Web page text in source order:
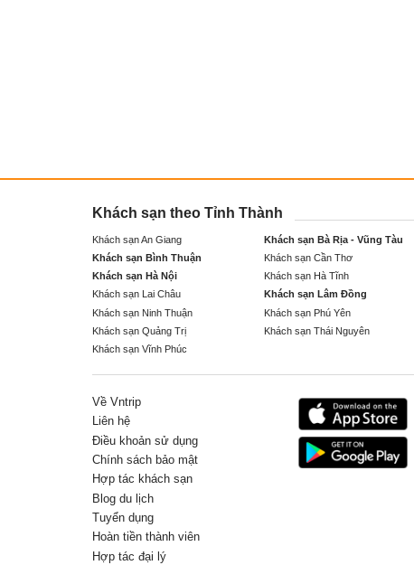
Khách sạn theo Tỉnh Thành
Khách sạn An Giang Khách sạn Bà Rịa - Vũng Tàu
Khách sạn Bình Thuận
Khách sạn Cần Thơ
Khách sạn Hà Nội
Khách sạn Hà Tĩnh
Khách sạn Lai Châu
Khách sạn Lâm Đồng
Khách sạn Ninh Thuận
Khách sạn Phú Yên
Khách sạn Quảng Trị
Khách sạn Thái Nguyên
Khách sạn Vĩnh Phúc
Về Vntrip
Liên hệ
Điều khoản sử dụng
Chính sách bảo mật
Hợp tác khách sạn
Blog du lịch
Tuyển dụng
Hoàn tiền thành viên
Hợp tác đại lý